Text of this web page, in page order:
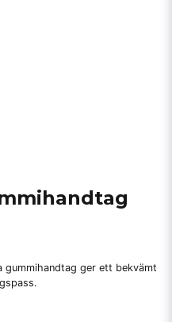
ger ett bekvämt